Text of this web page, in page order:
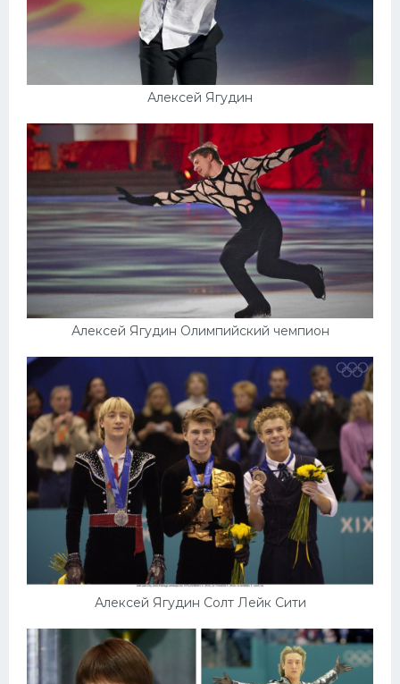
Алексей Ягудин
Алексей Ягудин Олимпийский чемпион
Алексей Ягудин Солт Лейк Сити